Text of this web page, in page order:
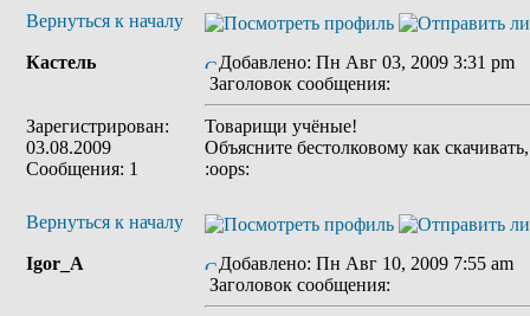
Вернуться к началу
Кастель
Зарегистрирован:
03.08.2009
Сообщения: 1
Добавлено: Пн Авг 03, 2009 3:31 pm
Заголовок сообщения:
Товарищи учёные!
Объясните бестолковому как
:oops:
Вернуться к началу
Igor_A
Добавлено: Пн Авг 10, 2009 7:55 am
Заголовок сообщения: